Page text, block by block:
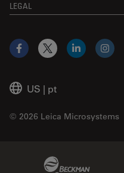
LEGAL
US | pt
© 2026 Leica Microsystems
Facebook
X LinkedIn